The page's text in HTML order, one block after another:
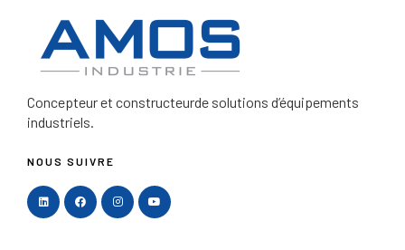
Concepteur et constructeurde solutions d’équipements
industriels.
NOUS SUIVRE